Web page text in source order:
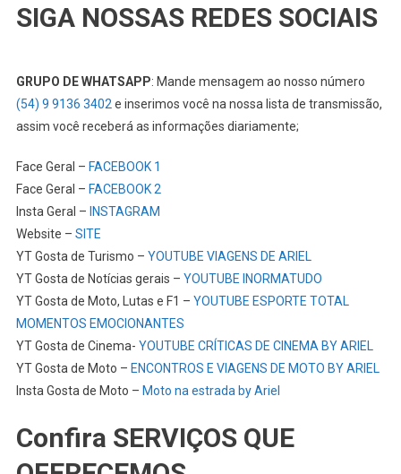
SIGA NOSSAS REDES SOCIAIS
GRUPO DE WHATSAPP: Mande mensagem ao nosso número
(54) 9 9136 3402 e inserimos você na nossa lista de transmissão,
assim você receberá as informações diariamente;
Face Geral – FACEBOOK 1
Face Geral – FACEBOOK 2
Insta Geral – INSTAGRAM
Website – SITE
YT Gosta de Turismo – YOUTUBE VIAGENS DE ARIEL
YT Gosta de Notícias gerais – YOUTUBE INORMATUDO
YT Gosta de Moto, Lutas e F1 – YOUTUBE ESPORTE TOTAL
MOMENTOS EMOCIONANTES
YT Gosta de Cinema- YOUTUBE CRÍTICAS DE CINEMA BY ARIEL
YT Gosta de Moto – ENCONTROS E VIAGENS DE MOTO BY ARIEL
Insta Gosta de Moto – Moto na estrada by Ariel
Confira SERVIÇOS QUE